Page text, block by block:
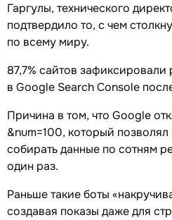
Гаргулы, технического
подтвердило то, с чем
по всему миру.
87,7% сайтов зафиксировали
в Google Search Console
Причина в том, что Google
&num=100, который
собирать данные по сотням
один раз.
Раньше такие боты
создавая показы даже для